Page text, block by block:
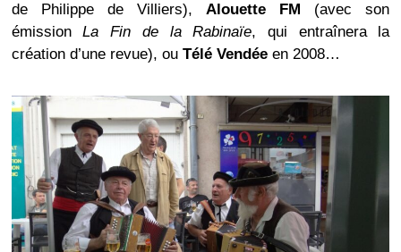
de Philippe de Villiers),Alouette FM
(avec son
émissionLa Fin de la Rabinaïe, qui entraînera la
création d’une revue), ou Télé Vendéeen 2008…